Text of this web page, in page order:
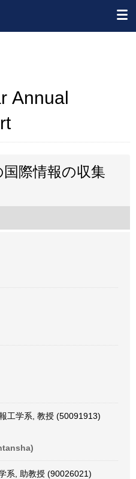
Annual
際情報の収集
工学系, 教授 (50091913)
系, 助教授 (90026021)